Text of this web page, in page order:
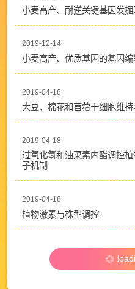
小麦高产、耐逆关键基因发
2019-12-14
小麦高产、优质基因的基因
2019-04-18
大豆、棉花和苜蓿干细胞维
2019-04-18
过氧化氢和油菜素内酯调控
子机制
2019-04-18
植物激素与株型调控